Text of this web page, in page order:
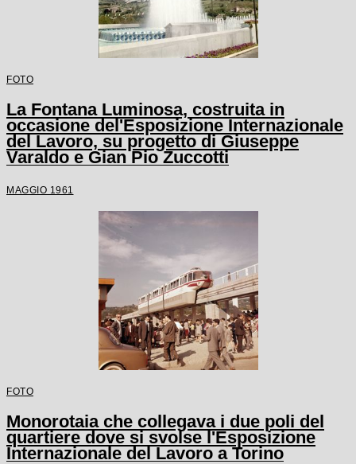
FOTO
La Fontana Luminosa, costruita in
occasione del'Esposizione Internazionale
del Lavoro, su progetto di Giuseppe
Varaldo e Gian Pio Zuccotti
MAGGIO 1961
FOTO
Monorotaia che collegava i due poli del
quartiere dove si svolse l'Esposizione
Internazionale del Lavoro a Torino